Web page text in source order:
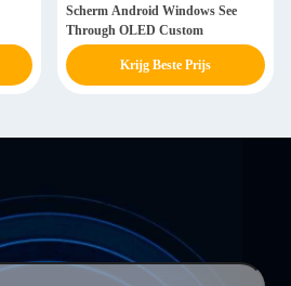
Scherm Android Windows See
Through OLED Custom
Krijg Beste Prijs